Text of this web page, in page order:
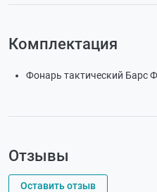
Комплектация
Фонарь тактический Барс
Отзывы
Оставить отзыв